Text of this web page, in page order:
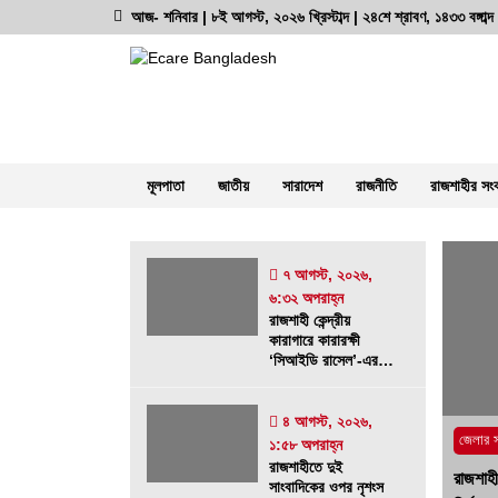
to
আজ- শনিবার | ৮ই আগস্ট, ২০২৬ খ্রিস্টাব্দ | ২৪শে শ্রাবণ, ১৪৩৩
মূলপাতা জাতীয় সারাদেশ রাজনীতি রাজশাহীর
রাজশাহী কেন্দ্রীয় কারাগারে কারারক্ষী ‘সিআইডি
রাসেল’-এর বিরুদ্ধে চাঁদাবাজি ও নির্যাতনের
গুরুতর অভিযোগ
স্বরাষ্ট্র মন্ত্রণালয়ের তালিকাভুক্ত মাদক
কারবারির প্রকাশ্যে চলাফেরা, জনমনে ক্ষোভ
৭ আগস্ট, ২০২৬,
৬:৩২ অপরাহ্ন
রাজশাহী কেন্দ্রীয়
কারাগারে কারারক্ষী
‘সিআইডি রাসেল’-এর
অভিযোগ
৪ আগস্ট, ২০২৬,
১:৫৮ অপরাহ্ন
রাজশাহীতে দুই
সাংবাদিকের ওপর নৃশংস
জেলার